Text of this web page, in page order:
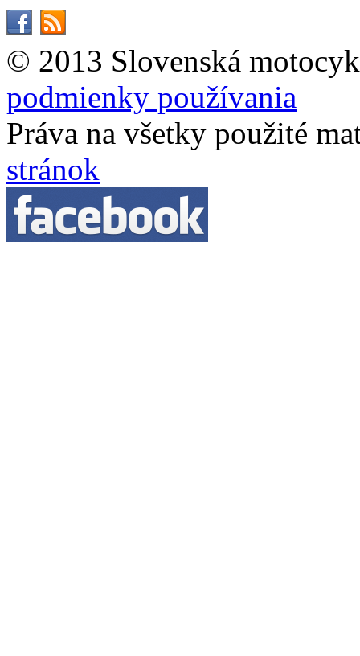
© 2013 Slovenská
podmienky používania
Práva na všetky použité
stránok